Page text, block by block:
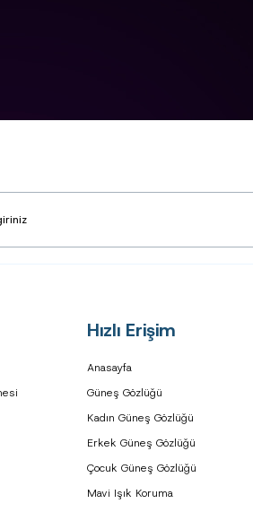
Hızlı Erişim
Anasayfa
Güneş Gözlüğü
Kadın Güneş Gözlüğü
Erkek Güneş Gözlüğü
Çocuk Güneş Gözlüğü
Mavi Işık Koruma